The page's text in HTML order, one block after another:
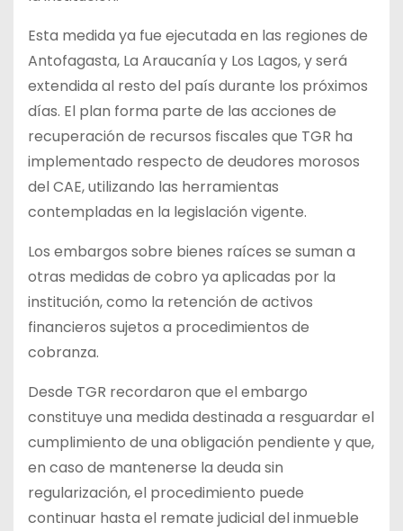
Esta medida ya fue ejecutada en las regiones de
Antofagasta, La Araucanía y Los Lagos, y será
extendida al resto del país durante los próximos
días. El plan forma parte de las acciones de
recuperación de recursos fiscales que TGR ha
implementado respecto de deudores morosos
del CAE, utilizando las herramientas
contempladas en la legislación vigente.
Los embargos sobre bienes raíces se suman a
otras medidas de cobro ya aplicadas por la
institución, como la retención de activos
financieros sujetos a procedimientos de
cobranza.
Desde TGR recordaron que el embargo
constituye una medida destinada a resguardar el
cumplimiento de una obligación pendiente y que,
en caso de mantenerse la deuda sin
regularización, el procedimiento puede
continuar hasta el remate judicial del inmueble